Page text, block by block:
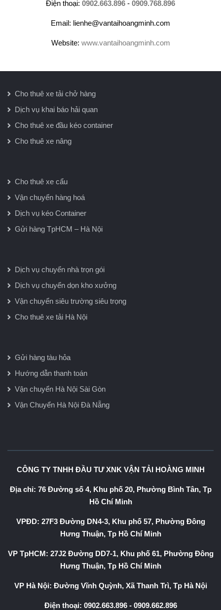
Điện thoại: 0902.663.896 - 0909.768.896
Email: lienhe@vantaihoangminh.com
Website: www.vantaihoangminh.com
Cho thuê xe tải chở hàng
Dịch vụ khai báo hải quan
Cho thuê xe đầu kéo container
Cho thuê xe nâng
Cho thuê xe cẩu
Vận chuyển hàng hoá
Dịch vụ kéo Container
Gửi hàng TpHCM – Hà Nội
Dịch vụ chuyển nhà trọn gói
Dịch vụ chuyển dọn kho xưởng
Vận chuyển siêu trường siêu trọng
Cho thuê xe tải Hà Nội
Gửi hàng tàu hỏa
Hướng dẫn thanh toán
Vận chuyển Hà Nội Sài Gòn
Vận Chuyển Hà Nội Đà Nẵng
CÔNG TY TNHH ĐẦU TƯ XNK VẬN TẢI HOÀNG MINH
Địa chỉ: 76 Đường số 4, Khu phố 20, Phường Bình Tân, Tp
Hồ Chí Minh
VPĐD: 27F3 Đường DN4-3, Khu phố 57, Phường Đông
Hưng Thuận, Tp Hồ Chí Minh
VP TpHCM: 27J2 Đường DD7-1, Khu phố 61, Phường Đông
Hưng Thuận, Tp Hồ Chí Minh
VP Hà Nội: Đường Vĩnh Quỳnh, Xã Thanh Trì, Tp Hà Nội
Điện thoại: 0902.663.896- 0909.662.896